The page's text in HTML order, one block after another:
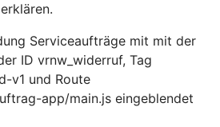
Serviceaufträge mit mit der
ID vrnw_widerruf, Tag
v1 und Route
app/main.js eingeblendet